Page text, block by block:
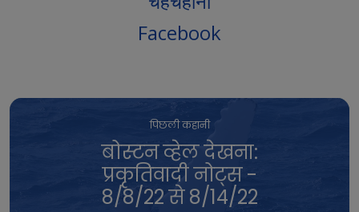
Facebook
पिछली कहानी
बोस्टन व्हेल देखना:
प्रकृतिवादी नोट्स -
8/8/22 से 8/14/22